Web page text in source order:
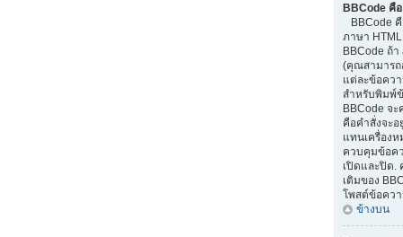
BBCode คือ
BBCode
ภาษา
BBCode ถ้
(คุณสามารถ
แต่ละข้อคว
สำหรับพิมพ์
BBCode จ
คือคำสั่งจะอ
แทนเครื่องห
ควบคุมข้อค
เปิดและปิด.
เติมของ
โพสต์ข้อคว
ข้างบน